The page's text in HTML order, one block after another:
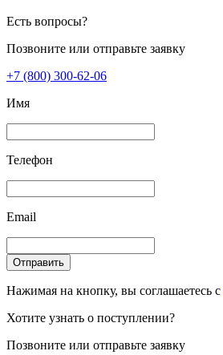
Есть вопросы?
Позвоните или отправьте заявку
+7 (800) 300-62-06
Имя
Телефон
Email
Отправить
Нажимая на кнопку, вы соглашаетесь с
Хотите узнать о поступлении?
Позвоните или отправьте заявку